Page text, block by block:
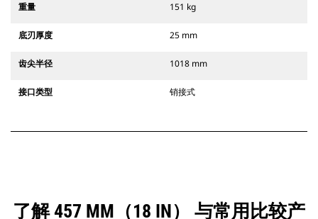
重量 151 kg
底刃厚度 25 mm
齿尖半径 1018 mm
接口类型 销接式
了解 457 MM（18 IN） 与常用比较产